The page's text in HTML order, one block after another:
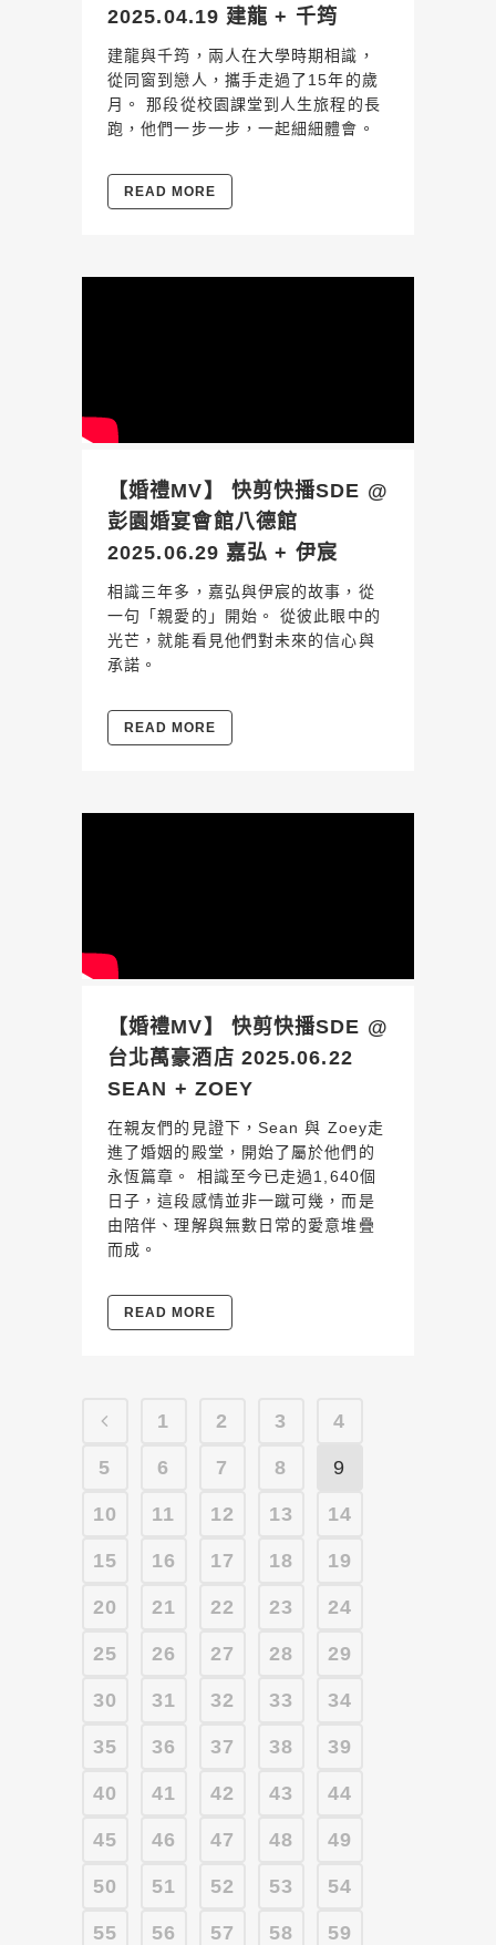
2025.04.19 建龍 + 千筠
建龍與千筠，兩人在大學時期相識，
從同窗到戀人，攜手走過了15年的歲
月。 那段從校園課堂到人生旅程的長
跑，他們一步一步，一起細細體會。
READ MORE
【婚禮MV】 快剪快播SDE @
彭園婚宴會館八德館
2025.06.29 嘉弘 + 伊宸
相識三年多，嘉弘與伊宸的故事，從
一句「親愛的」開始。 從彼此眼中的
光芒，就能看見他們對未來的信心與
承諾。
READ MORE
【婚禮MV】 快剪快播SDE @
台北萬豪酒店 2025.06.22
SEAN + ZOEY
在親友們的見證下，Sean 與 Zoey走
進了婚姻的殿堂，開始了屬於他們的
永恆篇章。 相識至今已走過1,640個
日子，這段感情並非一蹴可幾，而是
由陪伴、理解與無數日常的愛意堆疊
而成。
READ MORE
1 2 3 4
5 6 7 8 9
10 11 12 13 14
15 16 17 18 19
20 21 22 23 24
25 26 27 28 29
30 31 32 33 34
35 36 37 38 39
40 41 42 43 44
45 46 47 48 49
50 51 52 53 54
55 56 57 58 59